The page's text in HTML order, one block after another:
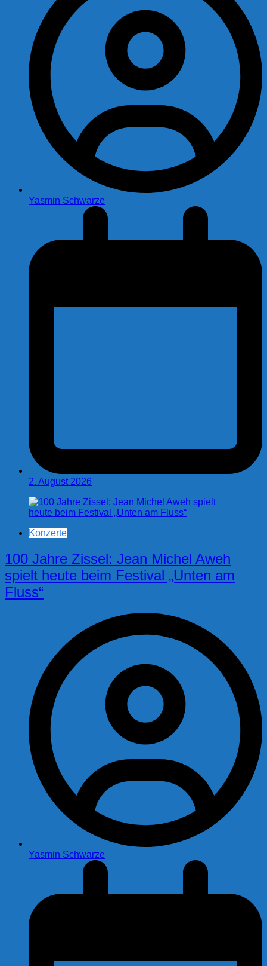
Yasmin Schwarze
2. August 2026
Konzerte
100 Jahre Zissel: Jean Michel Aweh
spielt heute beim Festival „Unten am
Fluss“
Yasmin Schwarze